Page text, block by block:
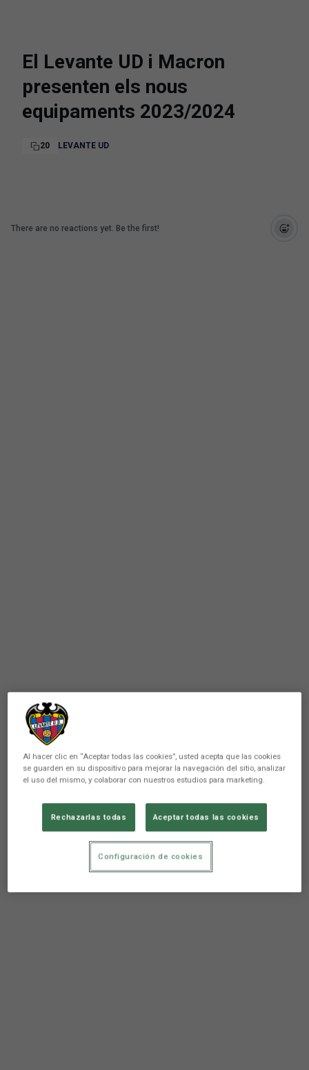
El Levante UD i Macron
presenten els nous
equipaments 2023/2024
20 LEVANTE UD
There are no reactions yet. Be the first!
Al hacer clic en “Aceptar todas las cookies”, usted acepta que las cookies
se guarden en su dispositivo para mejorar la navegación del sitio, analizar
el uso del mismo, y colaborar con nuestros estudios para marketing.
Rechazarlas todas Aceptar todas las cookies
Configuración de cookies